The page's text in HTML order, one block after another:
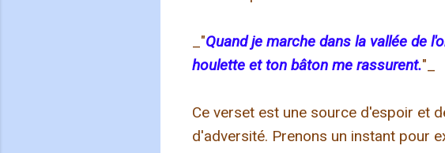
_"Quand je marche dans la vallée de
houlette et ton bâton me rassurent."_
Ce verset est une source d'espoir et
d'adversité. Prenons un instant pour